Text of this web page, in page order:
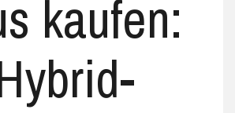
kaufen: